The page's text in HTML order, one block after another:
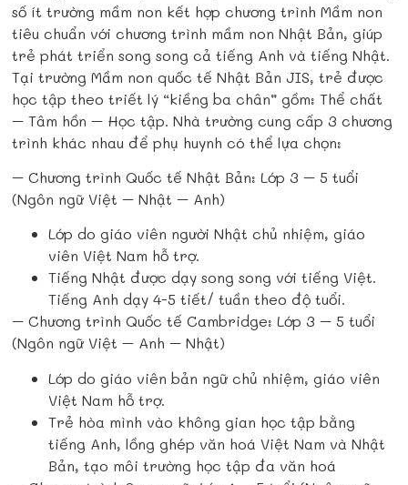
số ít trường mầm non kết hợp chương trình Mầm non
tiêu chuẩn với chương trình mầm non Nhật Bản, giúp
trẻ phát triển song song cả tiếng Anh và tiếng Nhật.
Tại trường Mầm non quốc tế Nhật Bản JIS, trẻ được
học tập theo triết lý “kiềng ba chân” gồm: Thể chất
– Tâm hồn – Học tập. Nhà trường cung cấp 3 chương
trình khác nhau để phụ huynh có thể lựa chọn:
– Chương trình Quốc tế Nhật Bản: Lớp 3 – 5 tuổi
(Ngôn ngữ Việt – Nhật – Anh)
Lớp do giáo viên người Nhật chủ nhiệm, giáo
viên Việt Nam hỗ trợ.
Tiếng Nhật được dạy song song với tiếng Việt.
Tiếng Anh dạy 4-5 tiết/ tuần theo độ tuổi.
– Chương trình Quốc tế Cambridge: Lớp 3 – 5 tuổi
(Ngôn ngữ Việt – Anh – Nhật)
Lớp do giáo viên bản ngữ chủ nhiệm, giáo viên
Việt Nam hỗ trợ.
Trẻ hòa mình vào không gian học tập bằng
tiếng Anh, lồng ghép văn hoá Việt Nam và Nhật
Bản, tạo môi trường học tập đa văn hoá